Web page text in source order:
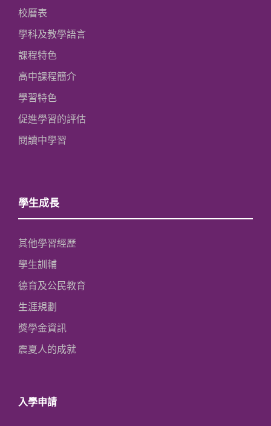
校曆表
學科及教學語言
課程特色
高中課程簡介
學習特色
促進學習的評估
閱讀中學習
學生成長
其他學習經歷
學生訓輔
德育及公民教育
生涯規劃
獎學金資訊
震夏人的成就
入學申請